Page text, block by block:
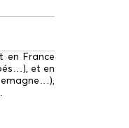
en France
et en